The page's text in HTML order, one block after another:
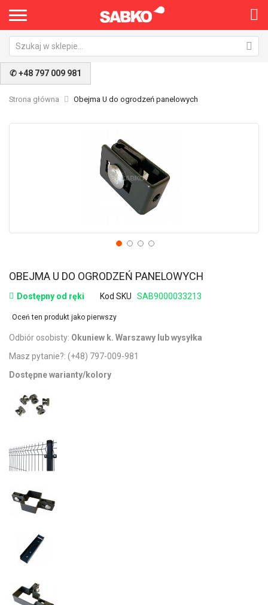
✆ +48 797 009 981
Strona główna Obejma U do ogrodzeń panelowych
OBEJMA U DO OGRODZEŃ PANELOWYCH
Dostępny od ręki Kod SKU SAB9000033213
Oceń ten produkt jako pierwszy
Odbiór osobisty: Okuniew k. Warszawy lub wysyłka
Masz pytanie?: (+48) 797-009-981
Dostępne warianty/kolory
Nie pokazuj ponownie